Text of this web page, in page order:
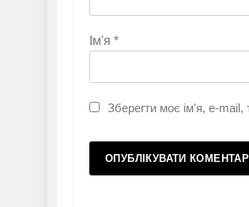
Ім'я *
Зберегти моє ім'я, e-